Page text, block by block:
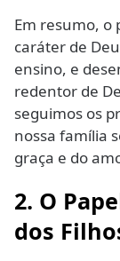
Em resumo, o
caráter de
ensino, e
redentor de
seguimos os
nossa família
graça e do
2. O
dos